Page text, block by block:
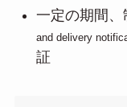
一定の期間
and delivery
証